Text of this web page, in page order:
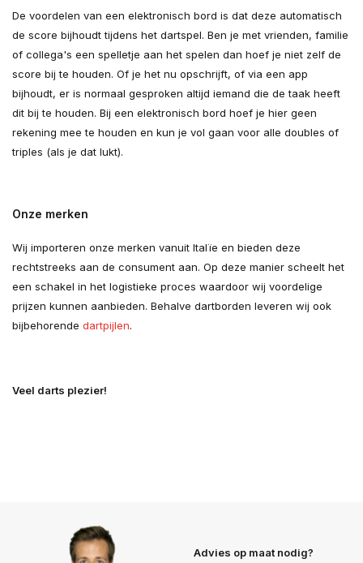
De voordelen van een elektronisch bord is dat deze automatisch
de score bijhoudt tijdens het dartspel. Ben je met vrienden, familie
of collega's een spelletje aan het spelen dan hoef je niet zelf de
score bij te houden. Of je het nu opschrijft, of via een app
bijhoudt, er is normaal gesproken altijd iemand die de taak heeft
dit bij te houden. Bij een elektronisch bord hoef je hier geen
rekening mee te houden en kun je vol gaan voor alle doubles of
triples (als je dat lukt).
Onze merken
Wij importeren onze merken vanuit Italïe en bieden deze
rechtstreeks aan de consument aan. Op deze manier scheelt het
een schakel in het logistieke proces waardoor wij voordelige
prijzen kunnen aanbieden. Behalve dartborden leveren wij ook
bijbehorende dartpijlen.
Veel darts plezier!
Advies op maat nodig?